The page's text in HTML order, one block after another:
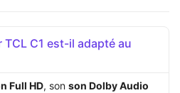
C1 est-il adapté au
Full HD, son son Dolby Audio